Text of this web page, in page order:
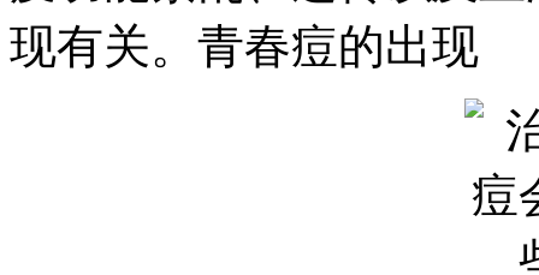
现有关。青春痘的出现